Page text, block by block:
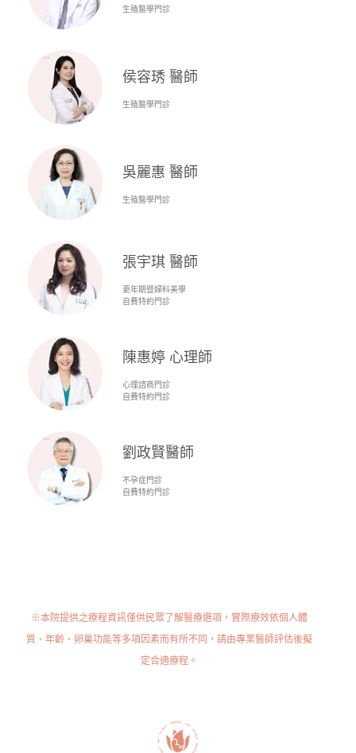
生殖醫學門診
侯容琇 醫師
生殖醫學門診
吳麗惠 醫師
生殖醫學門診
張宇琪 醫師
更年期暨婦科美學
自費特約門診
陳惠婷 心理師
心理諮商門診
自費特約門診
劉政賢醫師
不孕症門診
自費特約門診
※本院提供之療程資訊僅供民眾了解醫療選項，實際療效依個人體
質、年齡、卵巢功能等多項因素而有所不同，請由專業醫師評估後擬
定合適療程。